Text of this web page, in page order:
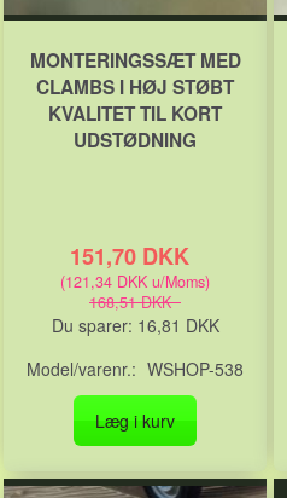
MONTERINGSSÆT MED
CLAMBS I HØJ STØBT
KVALITET TIL KORT
UDSTØDNING
151,70 DKK
(121,34 DKK u/Moms)
168,51 DKK
Du sparer: 16,81 DKK
Model/varenr.: WSHOP-538
Læg i kurv